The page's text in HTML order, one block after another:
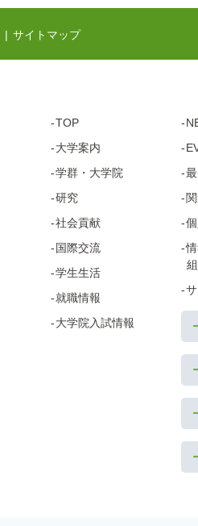
サイトマップ
TOP
大学案内
学群・ 大学院
研究
社会貢献
国際交流
学生生活
就職情報
大学院 入試情報